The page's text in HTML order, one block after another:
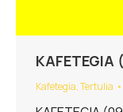
Kafetegia,Tertulia